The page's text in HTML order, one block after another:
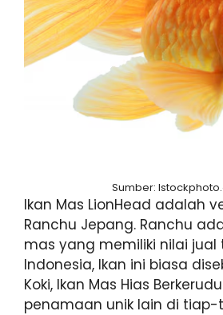
Sumber:
Ikan Mas LionHead adalah
Ranchu Jepang. Ranchu
mas yang memiliki nilai jual
Indonesia, Ikan ini biasa
Koki, Ikan Mas Hias
penamaan unik lain di tiap-